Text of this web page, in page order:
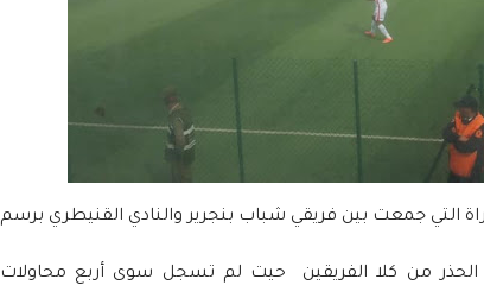
عصر اليوم الأحد 3 مارس المباراة التي جمعت بين فريقي شباب بنجرير والنادي القنيطري برسم
من كلا الفريقين حيت لم تسجل سوى أربع محاولات